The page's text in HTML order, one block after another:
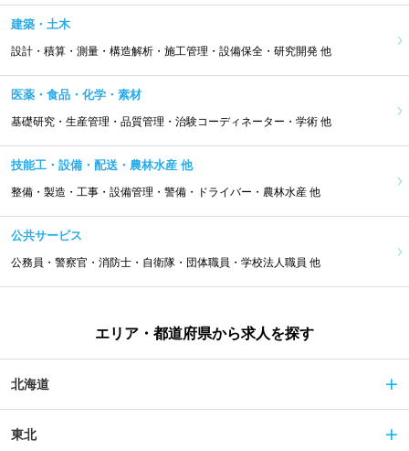
建築・土木
設計・積算・測量・構造解析・施工管理・設備保全・研究開発 他
医薬・食品・化学・素材
基礎研究・生産管理・品質管理・治験コーディネーター・学術 他
技能工・設備・配送・農林水産 他
整備・製造・工事・設備管理・警備・ドライバー・農林水産 他
公共サービス
公務員・警察官・消防士・自衛隊・団体職員・学校法人職員 他
エリア・都道府県から求人を探す
北海道
東北